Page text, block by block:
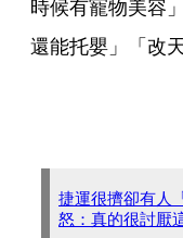
時候有寵物美容
還能托嬰」「改
捷運很擠卻有人
怒：真的很討厭